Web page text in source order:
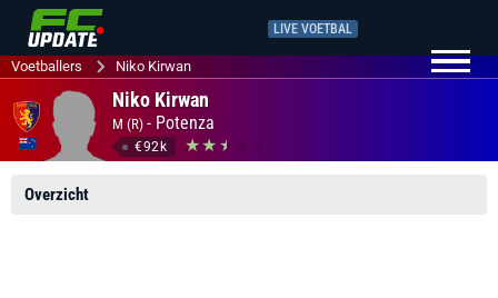
LIVE VOETBAL
Voetballers Niko Kirwan
Niko Kirwan
M (R) - Potenza
€92k
Overzicht